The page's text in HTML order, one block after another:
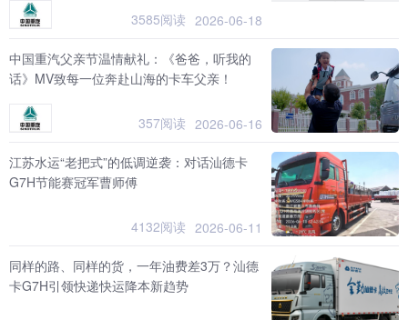
3585阅读 2026-06-18
中国重汽父亲节温情献礼：《爸爸，听我的
话》MV致每一位奔赴山海的卡车父亲！
357阅读 2026-06-16
江苏水运“老把式”的低调逆袭：对话汕德卡
G7H节能赛冠军曹师傅
4132阅读 2026-06-11
同样的路、同样的货，一年油费差3万？汕德
卡G7H引领快递快运降本新趋势